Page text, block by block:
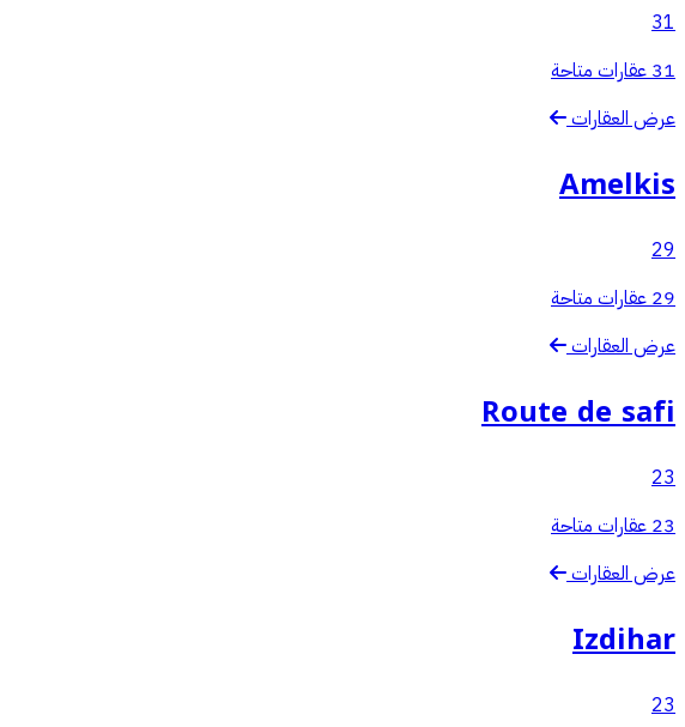
31
31 عقارات متاحة
عرض العقارات
Amelkis
29
29 عقارات متاحة
عرض العقارات
Route de safi
23
23 عقارات متاحة
عرض العقارات
Izdihar
23